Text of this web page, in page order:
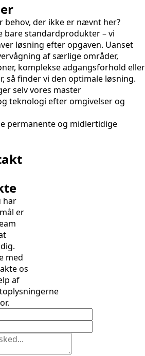
behov, der ikke er nævnt her?
bare standardprodukter – vi
løsning efter opgaven. Uanset
af særlige områder,
komplekse adgangsforhold eller
så finder vi den optimale løsning.
selv vores master
teknologi efter omgivelser og
permanente og midlertidige
har
er
med
os
af